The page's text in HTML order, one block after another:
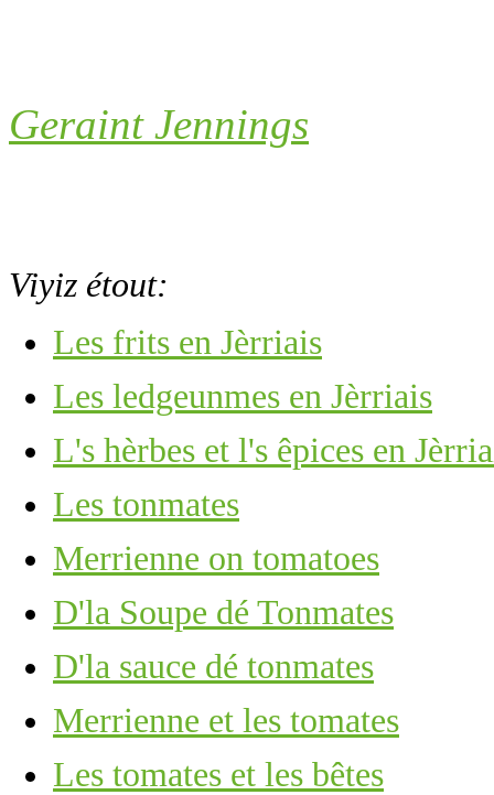
Geraint Jennings
Viyiz étout:
Les frits en Jèrriais
Les ledgeunmes en Jèrriais
L's hèrbes et l's êpices en
Les tonmates
Merrienne on tomatoes
D'la Soupe dé Tonmates
D'la sauce dé tonmates
Merrienne et les tomates
Les tomates et les bêtes